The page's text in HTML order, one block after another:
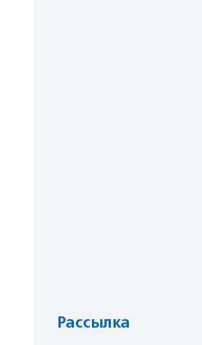
Рассылка